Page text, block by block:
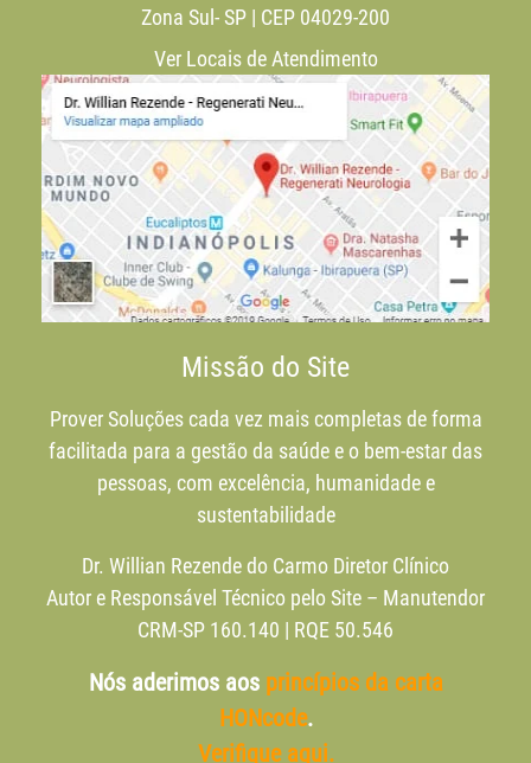
Zona Sul- SP | CEP 04029-200
Ver Locais de Atendimento
Missão do Site
Prover Soluções cada vez mais completas de forma
facilitada para a gestão da saúde e o bem-estar das
pessoas, com excelência, humanidade e
sustentabilidade
Dr. Willian Rezende do Carmo Diretor Clínico
Autor e Responsável Técnico pelo Site – Manutendor
CRM-SP 160.140 | RQE 50.546
Nós aderimos aos princípios da carta
HONcode.
Verifique aqui.